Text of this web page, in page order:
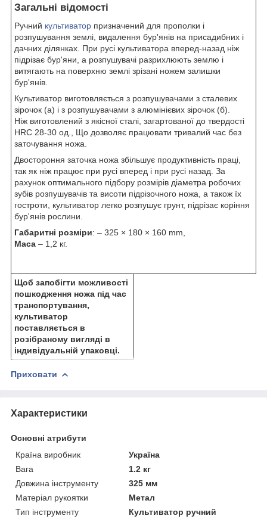
Загальні відомості
Ручний культиватор призначений для прополки і
розпушування землі, видалення бур'янів на присадибних і
дачних ділянках. При русі культиватора вперед-назад ніж
підрізає бур'яни, а розпушувачі разрихлюють землю і
витягають на поверхню землі зрізані ножем залишки
бур'янів.
Культиватор виготовляється з розпушувачами з сталевих
зірочок (а) і з розпушувачами з алюмінієвих зірочок (б).
Ніж виготовлений з якісної сталі, загартованої до твердості
HRC 28-30 од., Що дозволяє працювати тривалий час без
заточування ножа.
Двостороння заточка ножа збільшує продуктивність праці,
так як ніж працює при русі вперед і при русі назад. За
рахунок оптимального підбору розмірів діаметра робочих
зубів розпушувачів та висоти підрізочного ножа, а також їх
гостроти, культиватор легко розпушує грунт, підрізає коріння
бур'янів рослини.
Габаритні розміри: – 325 × 180 × 160 mm,
Маса – 1,2 кг.
Щоб запобігти можливості
пошкодження ножа під час
транспортування,
культиватор
поставляється в
розібраному вигляді в
індивідуальній упаковці.
Приховати
Характеристики
Основні атрибути
Країна виробник
Україна
Вага
1.2 кг
Довжина інструменту
325 мм
Матеріал рукоятки
Метал
Тип інструменту
Культиватор ручний